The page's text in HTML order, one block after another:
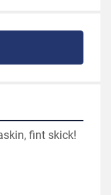
fint skick!